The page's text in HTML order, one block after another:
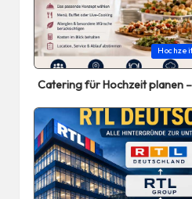
Posted
in
Catering für Hochzeit planen